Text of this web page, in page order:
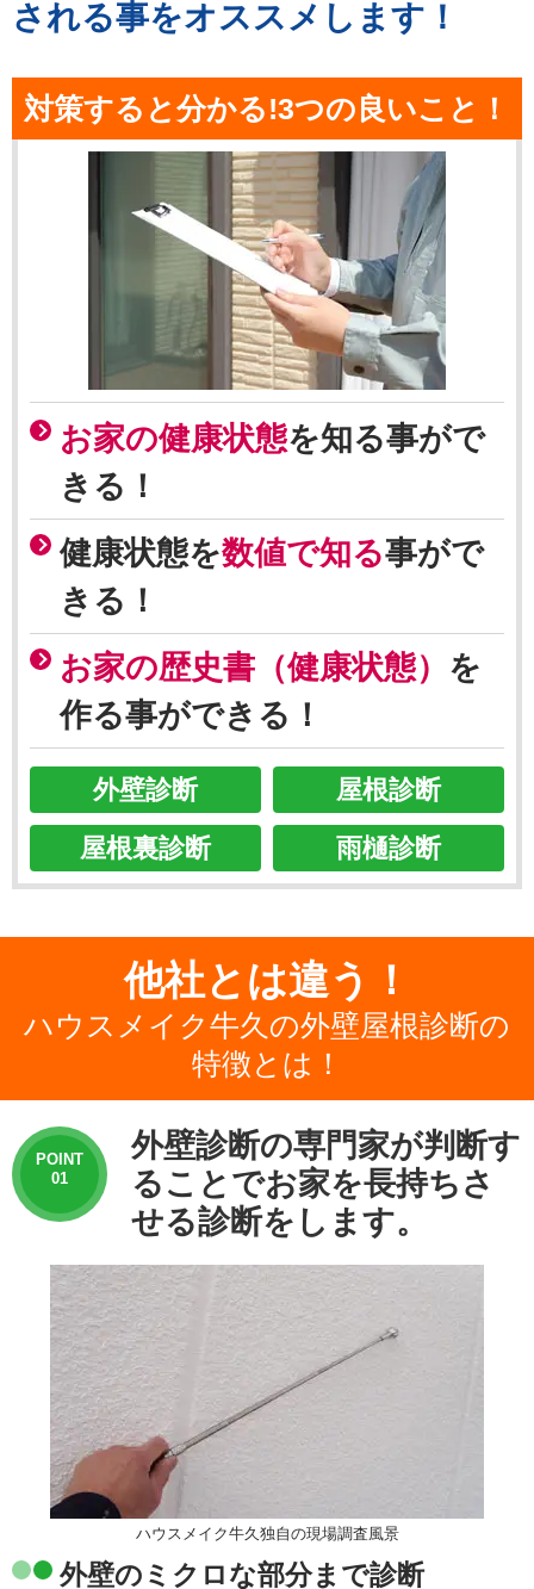
される事をオススメします！
対策すると分かる!3つの良いこと！
お家の健康状態を知る事がで
きる！
健康状態を数値で知る事がで
きる！
お家の歴史書（健康状態） を
作る事ができる！
外壁診断
屋根診断
屋根裏診断
雨樋診断
他社とは違う！
ハウスメイク牛久の外壁屋根診断の
特徴とは！
POINT
01
外壁診断の専門家が判断す
ることでお家を長持ちさ
せる診断をします。
ハウスメイク牛久独自の現場調査風景
外壁のミクロな部分まで診断